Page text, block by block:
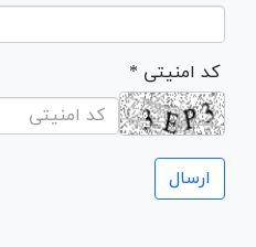
* کد امنیتی